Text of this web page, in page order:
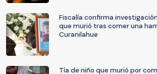
Fiscalía confirma
que murió tras comer una
Curanilahue
Tía de niño que murió por